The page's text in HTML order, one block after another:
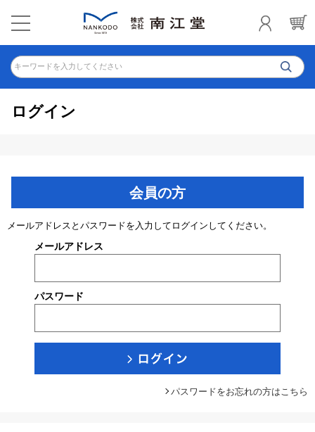
キーワードを入力してください
ログイン
会員の方
メールアドレスとパスワードを入力してログインしてください。
メールアドレス
パスワード
パスワードをお忘れの方はこちら